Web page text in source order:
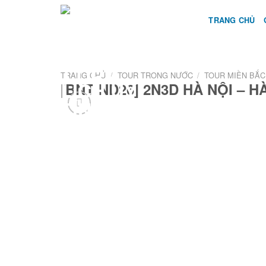
TRANG CHỦ
TRANG CHỦ / TOUR TRONG NƯỚC / TOUR MIỀN BẮC
[BNT-ND26] 2N3D HÀ NỘI –